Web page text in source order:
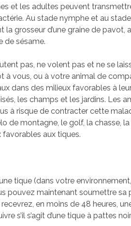
et les adultes peuvent
Au stade nymphe et au
la grosseur d’une graine de
de sésame.
pas, ne volent pas et ne se
à vous, ou à votre animal de
dans des milieux favorables à
les champs et les jardins. Les
à risque de contracter cette
de montagne, le golf, la chasse,
favorables aux tiques.
tique (dans votre
pouvez maintenant soumettre
en moins de 48 heures,
s’il s’agit d’une tique à pattes